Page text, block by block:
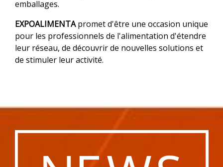
emballages.
EXPOALIMENTApromet d'être une occasion unique
pour les professionnels de l'alimentation d'étendre
leur réseau, de découvrir de nouvelles solutions et
de stimuler leur activité.